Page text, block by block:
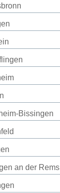
Bissingen
an der Rems